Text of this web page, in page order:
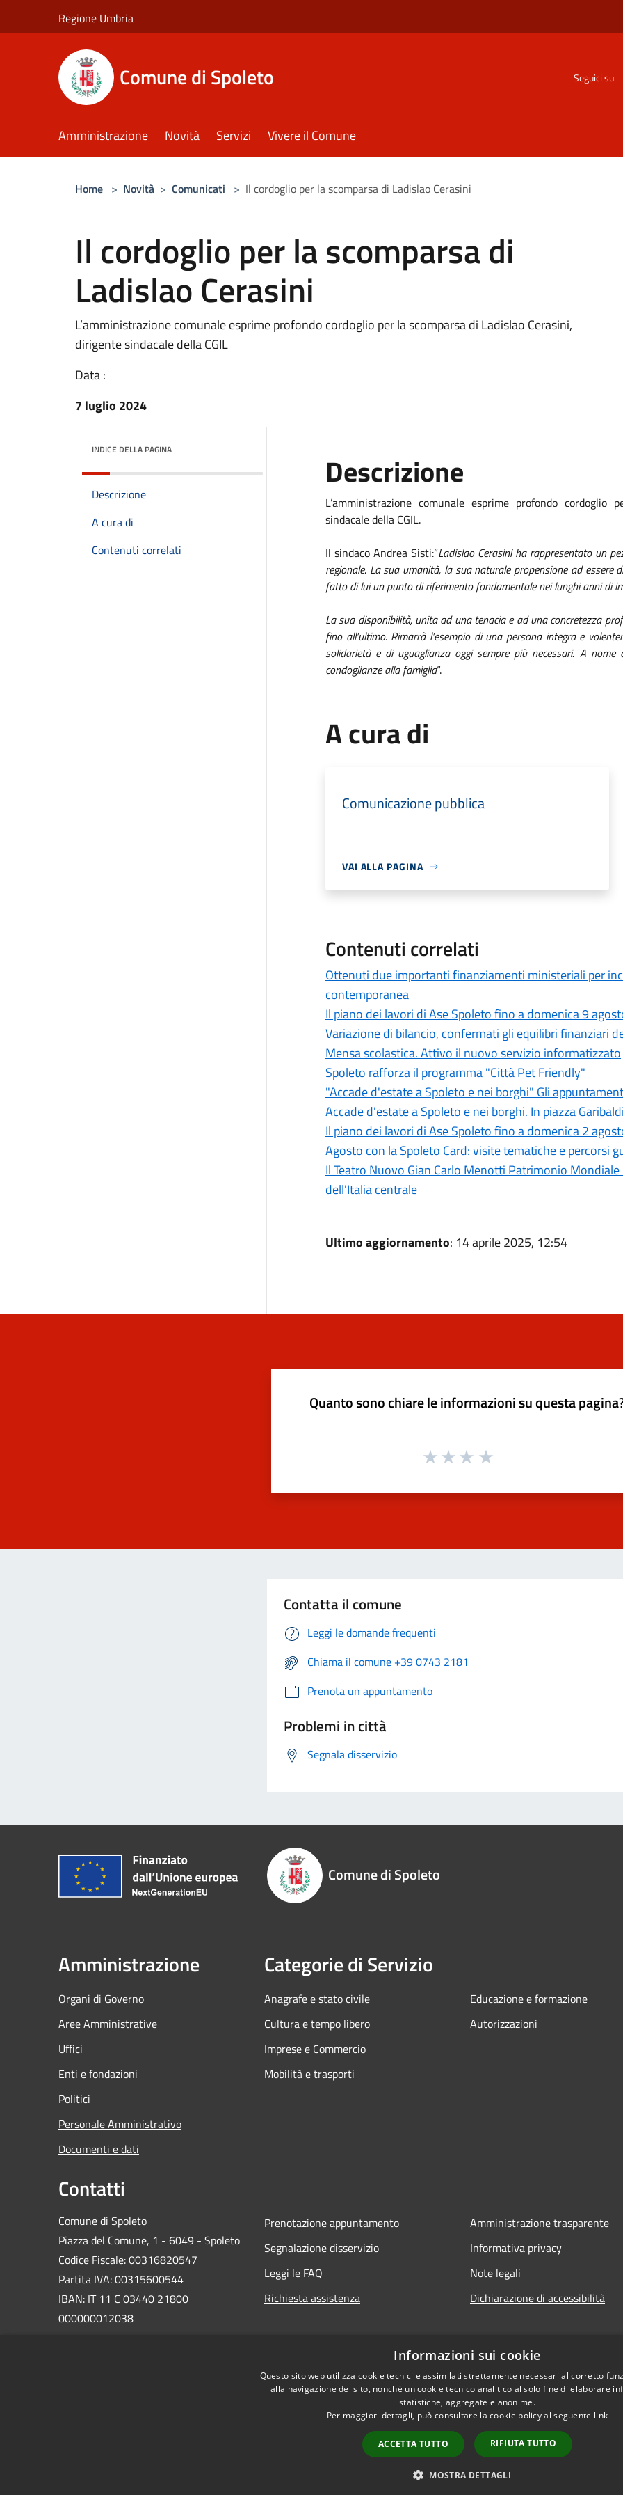
Regione Umbria
Comune di Spoleto Seguici su
Amministrazione Novità Servizi Vivere il Comune
Home > Novità > Comunicati > Il cordoglio per la scomparsa di Ladislao Cerasini
Il cordoglio per la scomparsa di
Ladislao Cerasini
L’amministrazione comunale esprime profondo cordoglio per la scomparsa di Ladislao Cerasini,
dirigente sindacale della CGIL
Data :
7 luglio 2024
INDICE DELLA PAGINA
Descrizione
A cura di
Contenuti correlati
Descrizione
L’amministrazione comunale esprime profondo
sindacale della CGIL.
Il sindaco Andrea Sisti:”Ladislao Cerasini ha rappresentato un
regionale. La sua umanità, la sua naturale propensione ad
fatto di lui un punto di riferimento fondamentale nei lunghi anni di
La sua disponibilità, unita ad una tenacia e ad una concretezza
fino all’ultimo. Rimarrà l’esempio di una persona integra e
solidarietà e di uguaglianza oggi sempre più necessari. A nome
condoglianze alla famiglia“.
A cura di
Comunicazione pubblica
VAI ALLA PAGINA
Contenuti correlati
Ottenuti due importanti finanziamenti ministeriali per
contemporanea
Il piano dei lavori di Ase Spoleto fino a domenica 9
Variazione di bilancio, confermati gli equilibri finanziari
Mensa scolastica. Attivo il nuovo servizio informatizzato
Spoleto rafforza il programma "Città Pet Friendly"
"Accade d'estate a Spoleto e nei borghi" Gli
Accade d'estate a Spoleto e nei borghi. In piazza
Il piano dei lavori di Ase Spoleto fino a domenica 2
Agosto con la Spoleto Card: visite tematiche e percorsi
Il Teatro Nuovo Gian Carlo Menotti Patrimonio
dell'Italia centrale
Ultimo aggiornamento: 14 aprile 2025, 12:54
Quanto sono chiare le informazioni su questa
Contatta il comune
Leggi le domande frequenti
Chiama il comune +39 0743 2181
Prenota un appuntamento
Problemi in città
Segnala disservizio
Comune di Spoleto
Amministrazione
Organi di Governo
Aree Amministrative
Uffici
Enti e fondazioni
Politici
Personale Amministrativo
Documenti e dati
Categorie di Servizio
Anagrafe e stato civile
Cultura e tempo libero
Imprese e Commercio
Mobilità e trasporti
Educazione e formazione
Autorizzazioni
Contatti
Comune di Spoleto
Piazza del Comune, 1 - 6049 - Spoleto
Codice Fiscale: 00316820547
Partita IVA: 00315600544
IBAN: IT 11 C 03440 21800
000000012038
Prenotazione appuntamento
Segnalazione disservizio
Leggi le FAQ
Richiesta assistenza
Amministrazione trasparente
Informativa privacy
Note legali
Dichiarazione di accessibilità
Copyright © 2026 • Comune
Informazioni sui cookie
Questo sito web utilizza cookie tecnici e assimilati strettamente necessari al corretto
alla navigazione del sito, nonché un cookie tecnico analitico al solo fine di elaborare
statistiche, aggregate e anonime.
Per maggiori dettagli, può consultare la cookie policy al seguente link
ACCETTA TUTTO RIFIUTA TUTTO
MOSTRA DETTAGLI